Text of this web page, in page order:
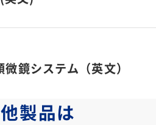
鏡システム（英文）
製品は